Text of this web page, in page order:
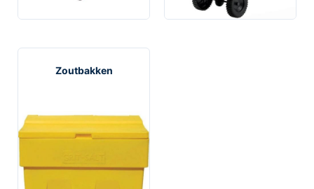
Zoutbakken